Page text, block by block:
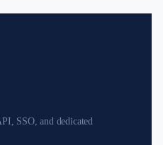
SSO, and dedicated